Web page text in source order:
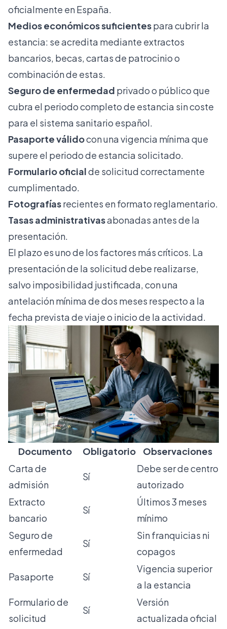
oficialmente en España.
Medios económicos suficientespara cubrir la
estancia: se acredita mediante extractos
bancarios, becas, cartas de patrocinio o
combinación de estas.
Seguro de enfermedad privado o público que
cubra el periodo completo de estancia sin coste
para el sistema sanitario español.
Pasaporte válidocon una vigencia mínima que
supere el periodo de estancia solicitado.
Formulario oficialde solicitud correctamente
cumplimentado.
Fotografíasrecientes en formato reglamentario.
Tasas administrativasabonadas antes de la
presentación.
El plazo es uno de los factores más críticos. La
presentación de la solicitud debe realizarse,
salvo imposibilidad justificada, con una
antelación mínima de dos meses respecto a la
fecha prevista de viaje o inicio de la actividad.
Documento Obligatorio
Observaciones
Carta de
admisión
Sí
Debe ser de centro
autorizado
Extracto
bancario
Sí
Últimos 3 meses
mínimo
Seguro de
enfermedad
Sí
Sin franquicias ni
copagos
Pasaporte Sí
Vigencia superior
a la estancia
Formulario de
solicitud
Sí
Versión
actualizada oficial